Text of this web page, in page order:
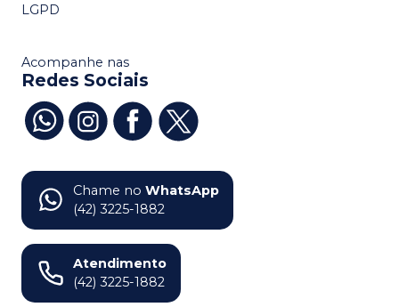
LGPD
Acompanhe nas
Redes Sociais
Chame no WhatsApp
(42) 3225-1882
Atendimento
(42) 3225-1882